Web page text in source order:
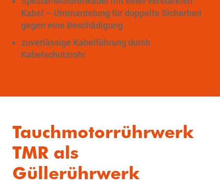
Kabel – Ummantelung für doppelte Sicherheit
gegen eine Beschädigung
zuverlässige Kabelführung durch
Kabelschutzrohr
Tauchmotorrührwerk
TMR als
Güllerührwerk